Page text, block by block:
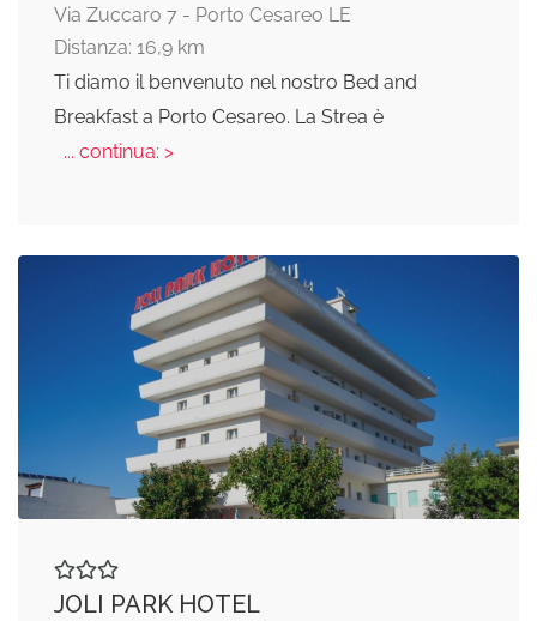
Via Zuccaro 7 - Porto Cesareo LE
Distanza: 16,9 km
Ti diamo il benvenuto nel nostro Bed and
Breakfast a Porto Cesareo. La Strea è
... continua: >
JOLI PARK HOTEL